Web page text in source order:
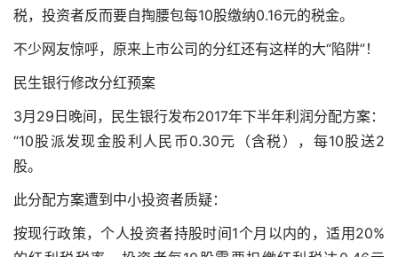
税，投资者反而要自掏腰包每10股缴纳0.16元的税金。
不少网友惊呼，原来上市公司的分红还有这样的大“陷阱”！
民生银行修改分红预案
3月29日晚间，民生银行发布2017年下半年利润分配方案：
“10股派发现金股利人民币0.30元（含税），每10股送2
股。
此分配方案遭到中小投资者质疑：
按现行政策，个人投资者持股时间1个月以内的，适用20%